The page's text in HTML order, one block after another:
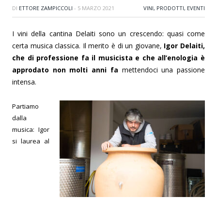
DI ETTORE ZAMPICCOLI - 5 MARZO 2021 VINI, PRODOTTI, EVENTI
I vini della cantina Delaiti sono un crescendo: quasi come
certa musica classica. Il merito è di un giovane, Igor Delaiti,
che di professione fa il musicista e che all’enologia è
approdato non molti anni fa mettendoci una passione
intensa.
Partiamo
dalla
musica: Igor
si laurea al